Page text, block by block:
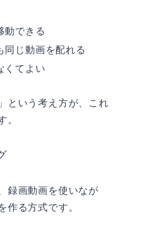
動できる
同じ動画を配れる
くてよい
という考え方が、これ
。
録画動画を使いなが
作る方式です。